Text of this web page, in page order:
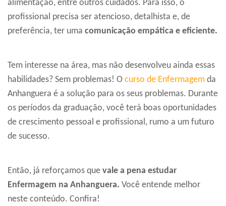
alimentação, entre outros cuidados. Para isso, o
profissional precisa ser atencioso, detalhista e, de
preferência, ter uma comunicação empática e eficiente.
Tem interesse na área, mas não desenvolveu ainda essas
habilidades? Sem problemas! O curso de Enfermagem da
Anhanguera é a solução para os seus problemas. Durante
os períodos da graduação, você terá boas oportunidades
de crescimento pessoal e profissional, rumo a um futuro
de sucesso.
Então, já reforçamos que vale a pena estudar
Enfermagem na Anhanguera. Você entende melhor
neste conteúdo. Confira!